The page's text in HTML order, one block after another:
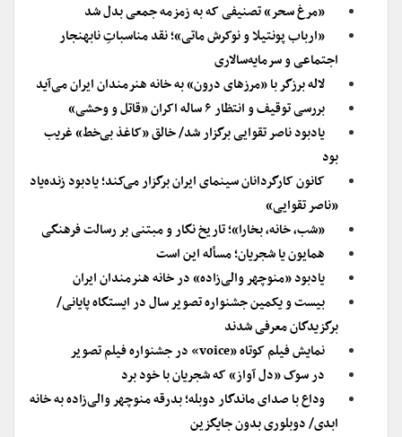
«مرغ سحر» تصنیفی که به زمزمه جمعی بدل شد
«ارباب پونتیلا و نوکرش ماتی»؛ نقد مناسباتِ نابهنجار
اجتماعی و سرمایه‌سالاری
لاله برزگر با «مرزهای درون» به خانه هنرمندان ایران می‌آید
بررسی توقیف و انتظار ۶ ساله اکران «قاتل و وحشی»
یادبود ناصر تقوایی برگزار شد/ خالق «کاغذ بی‌خط» غریب
بود
کانون کارگردانان سینمای ایران برگزار می‌کند؛ یادبود زنده‌یاد
«ناصر تقوایی»
«شب، خانه، بخارا»؛ تاریخ نگار و مبتنی بر رسالت فرهنگی
همایون یا شجریان؛ مسأله این است
یادبود «منوچهر والی‌زاده» در خانه هنرمندان ایران
بیست و یکمین جشنواره تصویر سال در ایستگاه پایانی/
برگزیدگان معرفی شدند
نمایش فیلم کوتاه «voice» در جشنواره فیلم تصویر
در سوک «دل آواز» که شجریان با خود برد
وداع با صدای ماندگار دوبله؛ بدرقه منوچهر والی‌زاده به خانه
ابدی/ دوبلوری بدون جایگزین